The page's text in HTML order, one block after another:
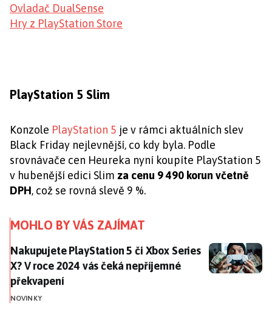
Ovladač DualSense
Hry z PlayStation Store
PlayStation 5 Slim
Konzole PlayStation 5 je v rámci aktuálních slev
Black Friday nejlevnější, co kdy byla. Podle
srovnávače cen Heureka nyní koupíte PlayStation 5
v hubenější edici Slim za cenu 9 490 korun včetně
DPH, což se rovná slevě 9 %.
MOHLO BY VÁS ZAJÍMAT
Nakupujete PlayStation 5 či Xbox Series X? V roce
Nakupujete PlayStation 5 či Xbox Series
X? V roce 2024 vás čeká nepříjemné
překvapení
NOVINKY